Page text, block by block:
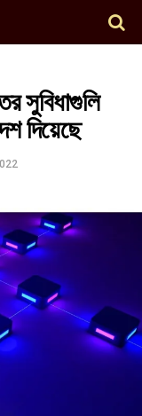
সুবিধাগুলি
দিয়েছে